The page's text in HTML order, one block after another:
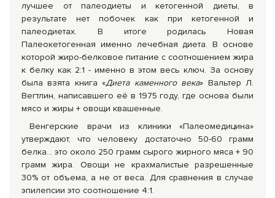
лучшее от палеодиеты и кетогенной диеты, в
результате нет побочек как при кетогенной и
палеодиетах. В итоге родилась Новая
Палеокетогенная именно лечебная диета. В основе
которой жиро-белковое питание с соотношением жира
к белку как 2:1 - именно в этом весь ключ. За основу
была взята книга «Диета каменного века» Вальтер Л.
Вегтлин, написавшего её в 1975 году, где основа были
мясо и жиры + овощи квашенные.
Венгерские врачи из клиники «Палеомедицина»
утверждают, что человеку достаточно 50-60 грамм
белка... это около 250 грамм сырого жирного мяса + 90
грамм жира. Овощи не крахмалистые разрешенные
30% от объема, а не от веса. Для сравнения в случае
эпилепсии это соотношение 4:1.